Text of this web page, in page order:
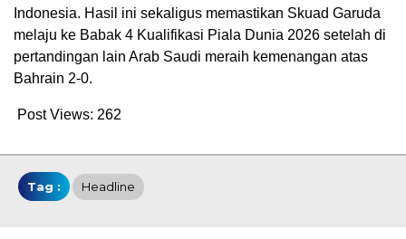
Indonesia. Hasil ini sekaligus memastikan Skuad Garuda
melaju ke Babak 4 Kualifikasi Piala Dunia 2026 setelah di
pertandingan lain Arab Saudi meraih kemenangan atas
Bahrain 2-0.
Post Views: 262
Tag : Headline